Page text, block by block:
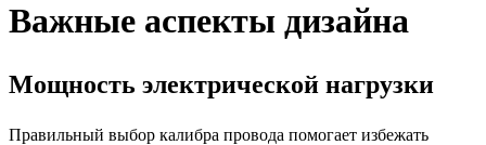
Важные аспекты дизайна
Мощность электрической нагрузки
Правильный выбор калибра провода помогает избежать